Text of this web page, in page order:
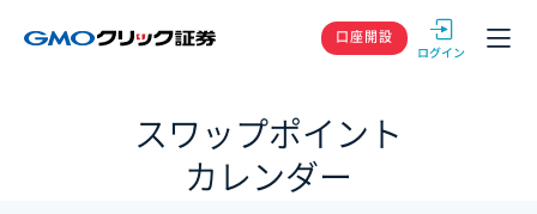
GMOクリック
口座開設
スワップポイント
カレンダー